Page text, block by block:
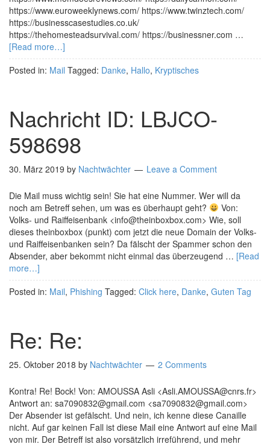
https://www.euroweeklynews.com/ https://www.twinztech.com/
https://businesscasestudies.co.uk/
https://thehomesteadsurvival.com/ https://businessner.com …
[Read more…]
Posted in: Mail Tagged: Danke, Hallo, Kryptisches
Nachricht ID: LBJCO-
598698
30. März 2019 by Nachtwächter Leave a Comment
Die Mail muss wichtig sein! Sie hat eine Nummer. Wer will da
noch am Betreff sehen, um was es überhaupt geht?
Von:
Volks- und Raiffeisenbank <info@theinboxbox.com> Wie, soll
dieses theinboxbox (punkt) com jetzt die neue Domain der Volks-
und Raiffeisenbanken sein? Da fälscht der Spammer schon den
Absender, aber bekommt nicht einmal das überzeugend … [Read
more…]
Posted in: Mail, Phishing Tagged: Click here, Danke, Guten Tag
Re: Re:
25. Oktober 2018 by Nachtwächter 2 Comments
Kontra! Re! Bock! Von: AMOUSSA Asli <Asli.AMOUSSA@cnrs.fr>
Antwort an: sa7090832@gmail.com <sa7090832@gmail.com>
Der Absender ist gefälscht. Und nein, ich kenne diese Canaille
nicht. Auf gar keinen Fall ist diese Mail eine Antwort auf eine Mail
von mir. Der Betreff ist also vorsätzlich irreführend, und mehr